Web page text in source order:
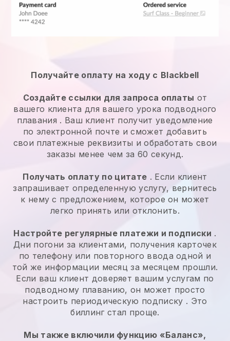
Получайте оплату на ходу с Blackbell
Создайте ссылки для запроса оплаты от
вашего клиентадля вашего урока подводного
плавания . Ваш клиент получит уведомление
по электронной почте и сможет добавить
свои платежные реквизиты и обработать свои
заказы менее чем за 60 секунд.
Получать оплату по цитате . Если клиент
запрашивает определенную услугу, вернитесь
к нему с предложением, которое он может
легко принять или отклонить.
Настройте регулярные платежи и подписки .
Дни погони за клиентами, получения карточек
по телефону или повторного ввода одной и
той же информации месяц за месяцем прошли.
Если ваш клиент доверяет вашим услугам по
подводному плаванию, он может просто
настроить периодическую подписку . Это
биллинг стал проще.
Мы также включили функцию «Баланс»,